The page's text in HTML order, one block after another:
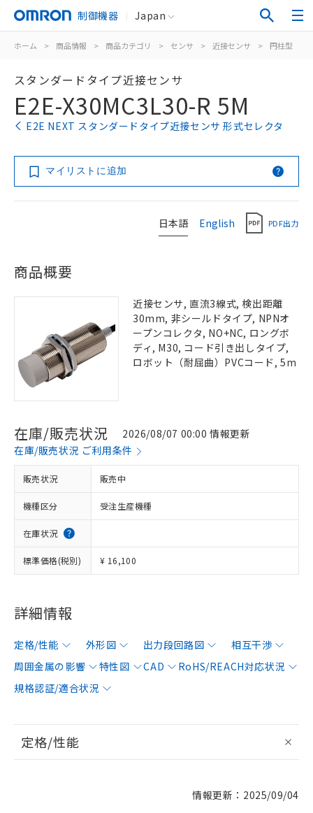
制御機器 Japan
ホーム > 商品情報 > 商品カテゴリ > センサ > 近接センサ > 円柱型
スタンダードタイプ近接センサ
E2E-X30MC3L30-R 5M
E2E NEXT スタンダードタイプ近接センサ 形式セレクタ
マイリストに追加
日本語 English PDF出力
商品概要
近接センサ, 直流3線式, 検出距離
30mm, 非シールドタイプ, NPNオ
ープンコレクタ, NO+NC, ロングボ
ディ, M30, コード引き出しタイプ,
ロボット（耐屈曲）PVCコード, 5m
在庫/販売状況
2026/08/07 00:00 情報更新
在庫/販売状況 ご利用条件
販売状況 販売中
機種区分 受注生産機種
在庫状況
標準価格(税別) ¥ 16,100
詳細情報
定格/性能 外形図 出力段回路図
相互干渉
周囲金属の影響
特性図 CAD
RoHS/REACH対応状況
規格認証/適合状況
定格/性能
情報更新：2025/09/04